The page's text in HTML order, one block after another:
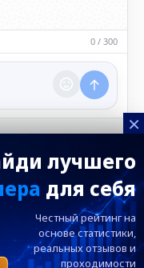
удалять
к чату при
0 / 300
×
лучшего
для себя
Честный рейтинг на
основе статистики,
реальныхотзывов и
проходимости
ФК Челси
Информация